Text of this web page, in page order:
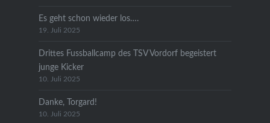
Es geht schon wieder los….
19. Juli 2025
Drittes Fussballcamp des TSV Vordorf begeistert
junge Kicker
10. Juli 2025
Danke, Torgard!
10. Juli 2025